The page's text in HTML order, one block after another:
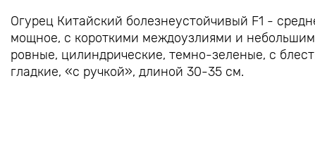
Огурец Китайский болезнеустойчивый F1 -
мощное, с короткими междоузлиями и
ровные, цилиндрические, темно-зеленые, с
гладкие, «с ручкой», длиной 30-35 см.